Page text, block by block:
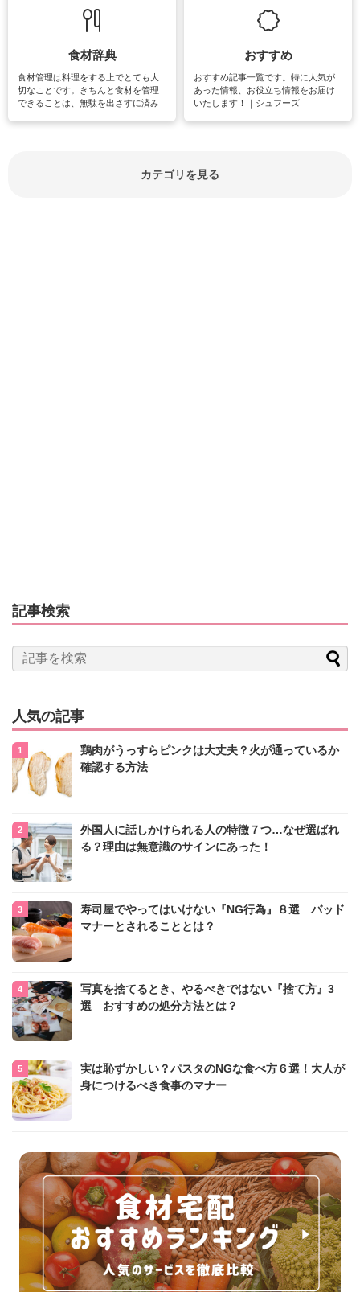
楽しめそうな趣味に関する情報をご
紹介しています。
食材辞典
食材管理は料理をする上でとても大
切なことです。きちんと食材を管理
できることは、無駄を出さすに済み
おすすめ
おすすめ記事一覧です。特に人気が
あった情報、お役立ち情報をお届け
いたします！｜シュフーズ
カテゴリを見る
記事検索
人気の記事
鶏肉がうっすらピンクは大丈夫？火が通っているか
確認する方法
外国人に話しかけられる人の特徴７つ…なぜ選ばれ
る？理由は無意識のサインにあった！
寿司屋でやってはいけない『NG行為』８選 バッド
マナーとされることとは？
写真を捨てるとき、やるべきではない『捨て方』3
選 おすすめの処分方法とは？
実は恥ずかしい？パスタのNGな食べ方６選！大人が
身につけるべき食事のマナー